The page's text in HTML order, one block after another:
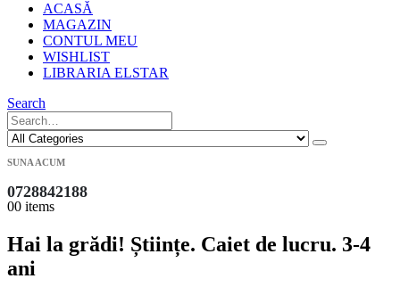
ACASĂ
MAGAZIN
CONTUL MEU
WISHLIST
LIBRARIA ELSTAR
Search
SUNA ACUM
0728842188
00 items
Hai la grădi! Științe. Caiet de lucru. 3-4
ani